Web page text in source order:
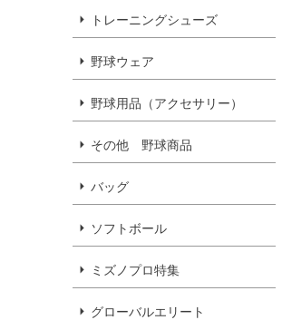
トレーニングシューズ
野球ウェア
野球用品（アクセサリー）
その他 野球商品
バッグ
ソフトボール
ミズノプロ特集
グローバルエリート